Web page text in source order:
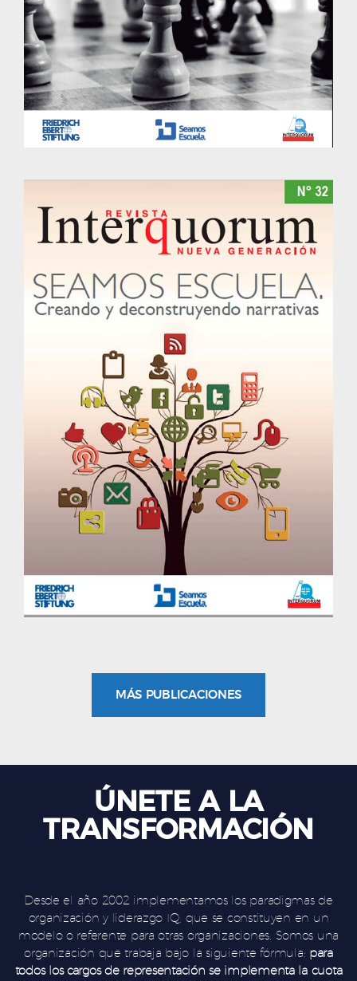
MÁS PUBLICACIONES
ÚNETE A LA
TRANSFORMACIÓN
Desde el año 2002 implementamos los paradigmas de
organización y liderazgo IQ, que se constituyen en un
modelo o referente para otras organizaciones. Somos una
organización que trabaja bajo la siguiente fórmula: para
todos los cargos de representación se implementa la cuota